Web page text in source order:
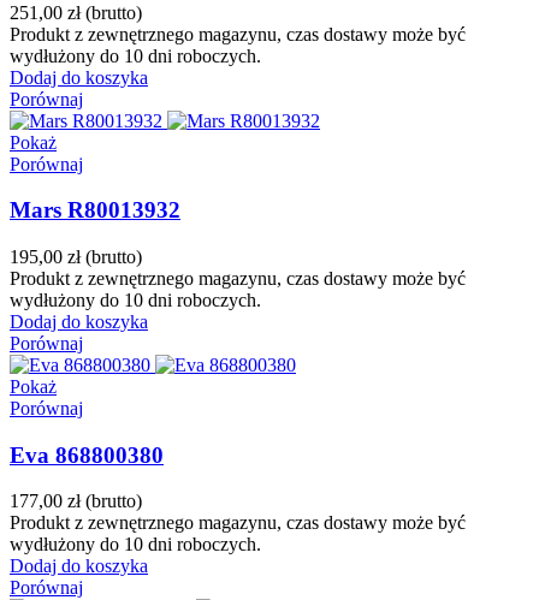
251,00 zł (brutto)
Produkt z zewnętrznego magazynu, czas dostawy może być
wydłużony do 10 dni roboczych.
Dodaj do koszyka
Porównaj
Pokaż
Porównaj
Mars R80013932
195,00 zł (brutto)
Produkt z zewnętrznego magazynu, czas dostawy może być
wydłużony do 10 dni roboczych.
Dodaj do koszyka
Porównaj
Pokaż
Porównaj
Eva 868800380
177,00 zł (brutto)
Produkt z zewnętrznego magazynu, czas dostawy może być
wydłużony do 10 dni roboczych.
Dodaj do koszyka
Porównaj